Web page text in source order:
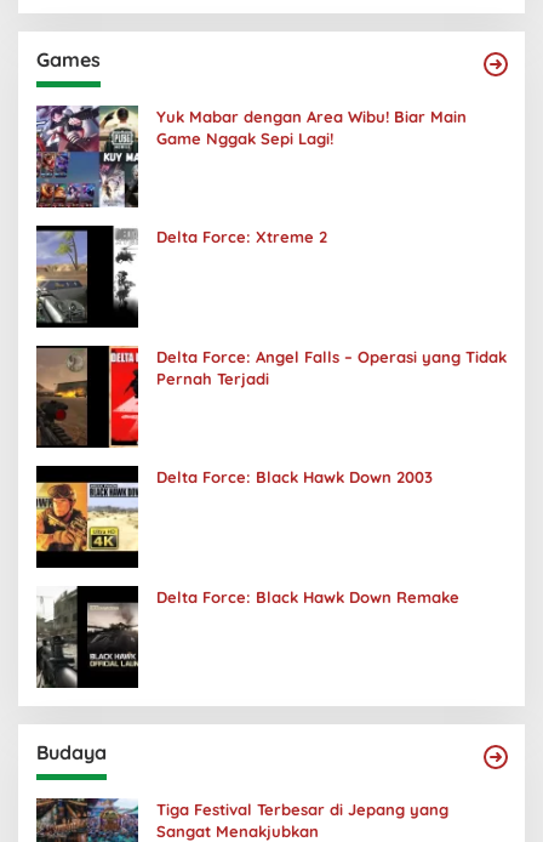
Games
Yuk Mabar dengan Area Wibu! Biar Main
Game Nggak Sepi Lagi!
Delta Force: Xtreme 2
Delta Force: Angel Falls – Operasi yang Tidak
Pernah Terjadi
Delta Force: Black Hawk Down 2003
Delta Force: Black Hawk Down Remake
Budaya
Tiga Festival Terbesar di Jepang yang
Sangat Menakjubkan